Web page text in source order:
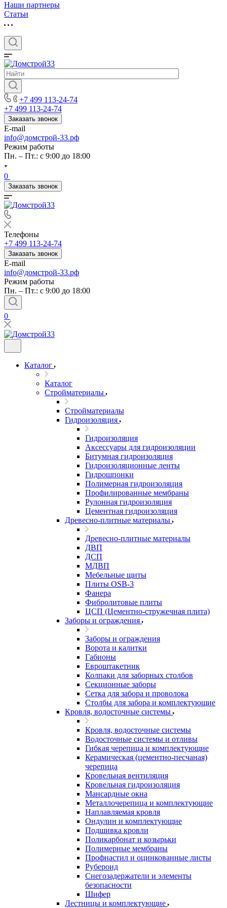
Наши партнеры
Статьи
+7 499 113-24-74
+7 499 113-24-74
Заказать звонок
E-mail
info@домстрой-33.рф
Режим работы
Пн. – Пт.: с 9:00 до 18:00
0
Заказать звонок
Телефоны
+7 499 113-24-74
Заказать звонок
E-mail
info@домстрой-33.рф
Режим работы
Пн. – Пт.: с 9:00 до 18:00
0
Каталог
Каталог
Стройматериалы
Стройматериалы
Гидроизоляция
Гидроизоляция
Аксессуары для гидроизоляции
Битумная гидроизоляция
Гидроизоляционные ленты
Гидрошпонки
Полимерная гидроизоляция
Профилированные мембраны
Рулонная гидроизоляция
Цементная гидроизоляция
Древесно-плитные материалы
Древесно-плитные материалы
ДВП
ДСП
МДВП
Мебельные щиты
Плиты OSB-3
Фанера
Фибролитовые плиты
ЦСП (Цементно-стружечная плита)
Заборы и ограждения
Заборы и ограждения
Ворота и калитки
Габионы
Евроштакетник
Колпаки для заборных столбов
Секционные заборы
Сетка для забора и проволока
Столбы для забора и комплектующие
Кровля, водосточные системы
Кровля, водосточные системы
Водосточные системы и отливы
Гибкая черепица и комплектующие
Керамическая (цементно-песчаная)
черепица
Кровельная вентиляция
Кровельная гидроизоляция
Мансардные окна
Металлочерепица и комплектующие
Наплавляемая кровля
Ондулин и комплектующие
Подшивка кровли
Поликарбонат и козырьки
Полимерные мембраны
Профнастил и оцинкованные листы
Рубероид
Снегозадержатели и элементы
безопасности
Шифер
Лестницы и комплектующие